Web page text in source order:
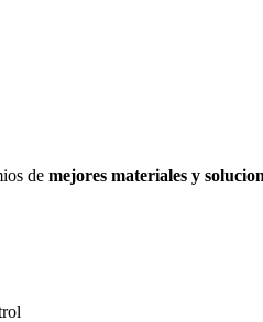
de mejores materiales y